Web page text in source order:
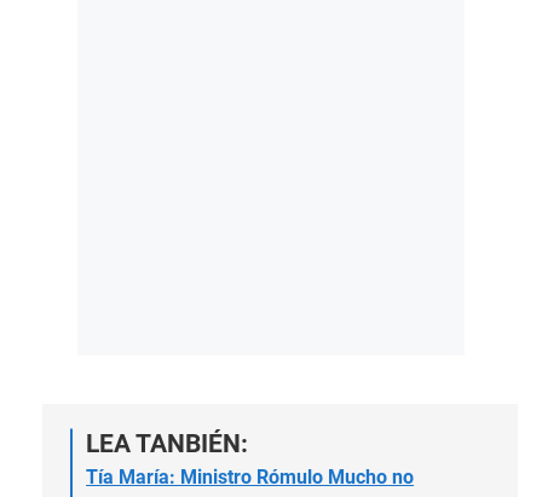
LEA TANBIÉN:
Tía María: Ministro Rómulo Mucho no